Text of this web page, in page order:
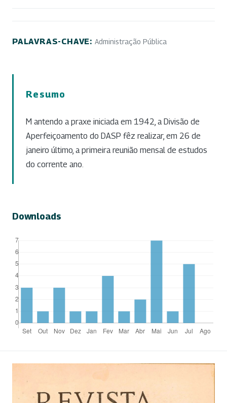
PALAVRAS-CHAVE: Administração Pública
Resumo
M antendo a praxe iniciada em 1942, a Divisão de
Aperfeiçoamento do DASP fêz realizar, em 26 de
janeiro último, a primeira reunião mensal de estudos
do corrente ano.
Downloads